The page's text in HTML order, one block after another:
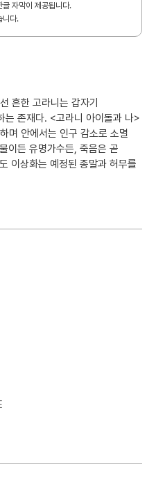
글 자막이 제공됩니다.
니다.
흔한 고라니는 갑자기
는 존재다. <고라니 아이돌과 나>
며 안에서는 인구 감소로 소멸
이든 유명가수든, 죽음은 곧
이상화는 예정된 종말과 허무를